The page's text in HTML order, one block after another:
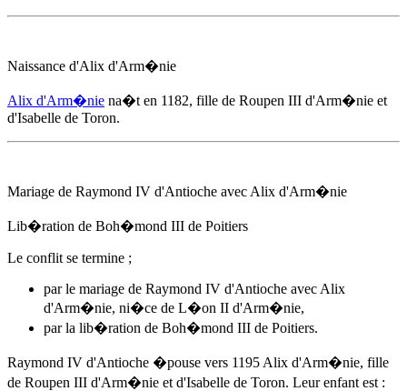
Naissance d'Alix d'Arm�nie
Alix d'Arm�nie na�t en 1182, fille de Roupen III d'Arm�nie et
d'Isabelle de Toron.
Mariage de Raymond IV d'Antioche avec Alix d'Arm�nie
Lib�ration de Boh�mond III de Poitiers
Le conflit se termine ;
par le mariage de Raymond IV d'Antioche avec Alix
d'Arm�nie, ni�ce de L�on II d'Arm�nie,
par la lib�ration de Boh�mond III de Poitiers.
Raymond IV d'Antioche �pouse vers 1195 Alix d'Arm�nie, fille
de Roupen III d'Arm�nie et d'Isabelle de Toron. Leur enfant est :